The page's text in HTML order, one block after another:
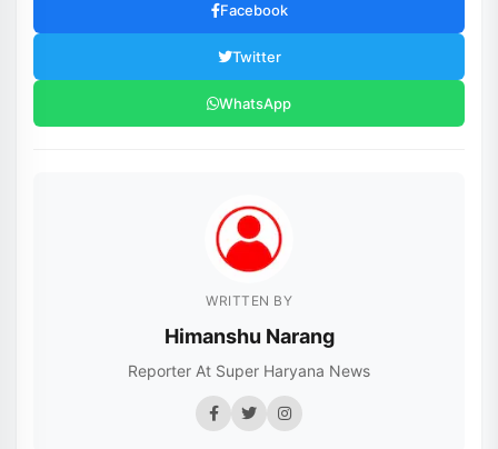
Facebook
Twitter
WhatsApp
WRITTEN BY
Himanshu Narang
Reporter At Super Haryana News